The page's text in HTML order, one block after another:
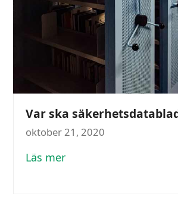
Var ska
oktober 21, 2020
Läs mer